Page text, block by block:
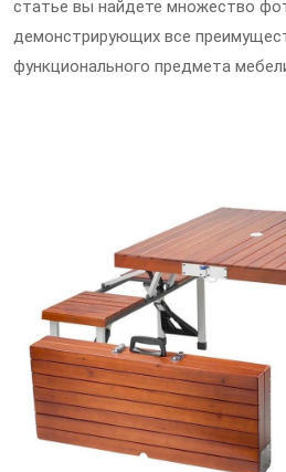
статье вы найдете множество
демонстрирующих все
функционального предмета